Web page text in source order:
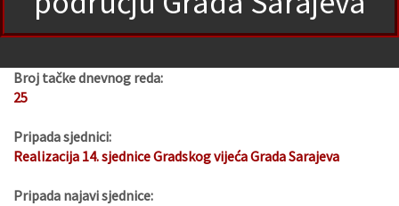
Broj tačke dnevnog reda:
25
Pripada sjednici:
Realizacija 14. sjednice Gradskog vijeća Grada Sarajeva
Pripada najavi sjednice: